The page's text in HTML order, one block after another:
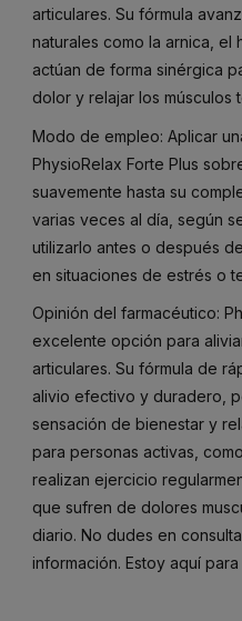
articulares. Su fórmula
naturales como la arnica,
actúan de forma sinérgica
dolor y relajar los músculos
Modo de empleo: Aplicar
PhysioRelax Forte Plus
suavemente hasta su
varias veces al día, según
utilizarlo antes o después
en situaciones de estrés o
Opinión del farmacéutico:
excelente opción para
articulares. Su fórmula de
alivio efectivo y duradero,
sensación de bienestar y
para personas activas,
realizan ejercicio
que sufren de dolores
diario. No dudes en
información. Estoy aquí